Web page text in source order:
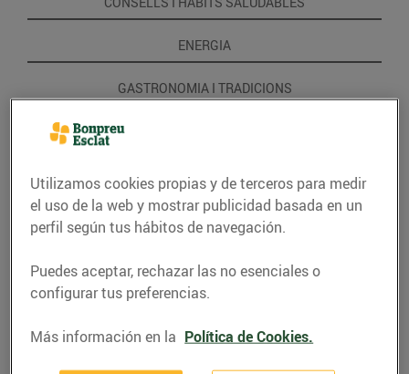
ENERGIA
GASTRONOMIA I TRADICIONS
Utilizamos cookies propias y de terceros para medir
el uso de la web y mostrar publicidad basada en un
perfil según tus hábitos de navegación.
Puedes aceptar, rechazar las no esenciales o
configurar tus preferencias.
Más información en la Política de Cookies.